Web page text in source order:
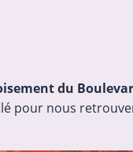
du
pour nous